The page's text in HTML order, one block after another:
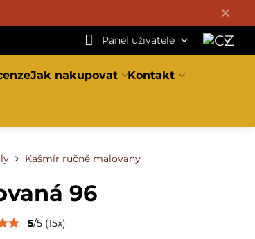
✕
Panel uživatele
Jak nakupovat Kontakt
Kašmír ručně malovany
96
5/5 (15x)